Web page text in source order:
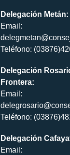
Delegación Metán:
Email:
Teléfono:
Delegación
Frontera:
Email:
Teléfono:
Delegación
Email: